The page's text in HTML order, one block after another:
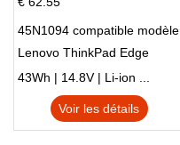
45N1094 compatible modèle
Lenovo ThinkPad Edge
S230u Twist
43Wh | 14.8V | Li-ion ...
Voir les détails